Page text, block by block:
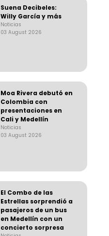
Suena Decibeles:
Willy García y más
Noticias
03 August 2026
Moa Rivera debutó en
Colombia con
presentaciones en
Cali y Medellín
Noticias
03 August 2026
El Combo de las
Estrellas sorprendió a
pasajeros de un bus
en Medellín con un
concierto sorpresa